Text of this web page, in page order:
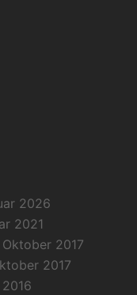
2026
2021
Oktober 2017
2017